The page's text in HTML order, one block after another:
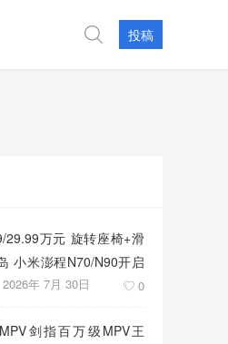
投稿
29.99万元 旋转座椅+滑
小米澎程N70/N90开启
2026年 7月 30日 0
剑指百万级MPV王